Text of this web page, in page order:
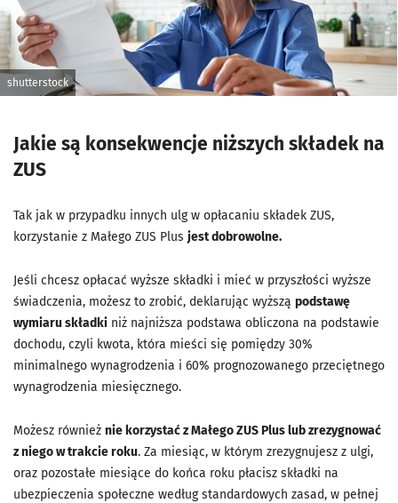
shutterstock
Jakie są konsekwencje niższych składek na
ZUS
Tak jak w przypadku innych ulg w opłacaniu składek ZUS,
korzystanie z Małego ZUS Plus jest dobrowolne.
Jeśli chcesz opłacać wyższe składki i mieć w przyszłości wyższe
świadczenia, możesz to zrobić, deklarując wyższą podstawę
wymiaru składki niż najniższa podstawa obliczona na podstawie
dochodu, czyli kwota, która mieści się pomiędzy 30%
minimalnego wynagrodzenia i 60% prognozowanego przeciętnego
wynagrodzenia miesięcznego.
Możesz również nie korzystać z Małego ZUS Plus lub zrezygnować
z niego w trakcie roku. Za miesiąc, w którym zrezygnujesz z ulgi,
oraz pozostałe miesiące do końca roku płacisz składki na
ubezpieczenia społeczne według standardowych zasad, w pełnej